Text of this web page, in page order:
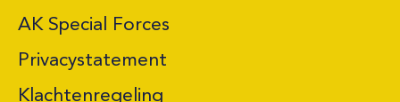
AK Special Forces
Privacystatement
Klachtenregeling